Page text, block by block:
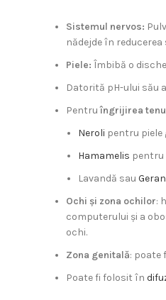
Sistemul nervos:
nădejde în
Piele: Îmbibă o
Datorită pH-ului său
Pentruîngrijirea
Neroli pentru piele
Hamamelis pentru
Lavandă sau
Ochi și zona ochilor:
computerului și a
ochi.
Zona genitală: poate
Poate fi folosit în